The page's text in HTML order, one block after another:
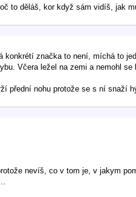
to děláš, kor když sám vidíš, jak
značka to není, míchá to
Včera ležel na zemi a nemohl
přední nohu protože se s ní snaží
nevíš, co v tom je, v jakym